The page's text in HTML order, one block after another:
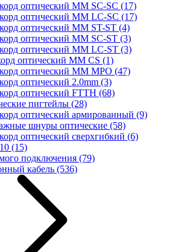
оптический MM SC-SC (17)
оптический MM LC-SC (17)
оптический MM ST-ST (4)
оптический MM SC-ST (3)
оптический MM LC-ST (3)
оптический MM CS (1)
оптический MM MPO (47)
оптический 2.0mm (3)
оптический FTTH (68)
пигтейлы (28)
оптический армированный (9)
шнуры оптические (58)
оптический сверхгибкий (6)
(15)
подключения (79)
кабель (536)